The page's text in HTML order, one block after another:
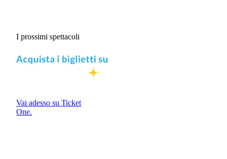
I prossimi spettacoli
Vai adesso su Ticket
One.